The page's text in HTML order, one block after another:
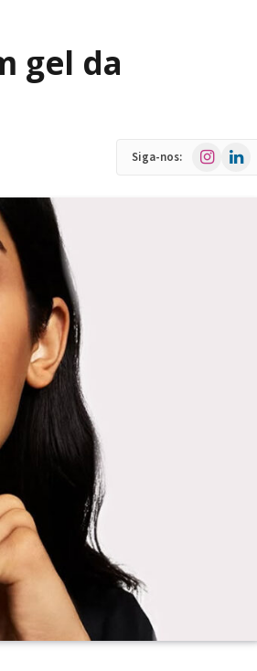
gel da
Siga-nos: InstagramLinkedIn